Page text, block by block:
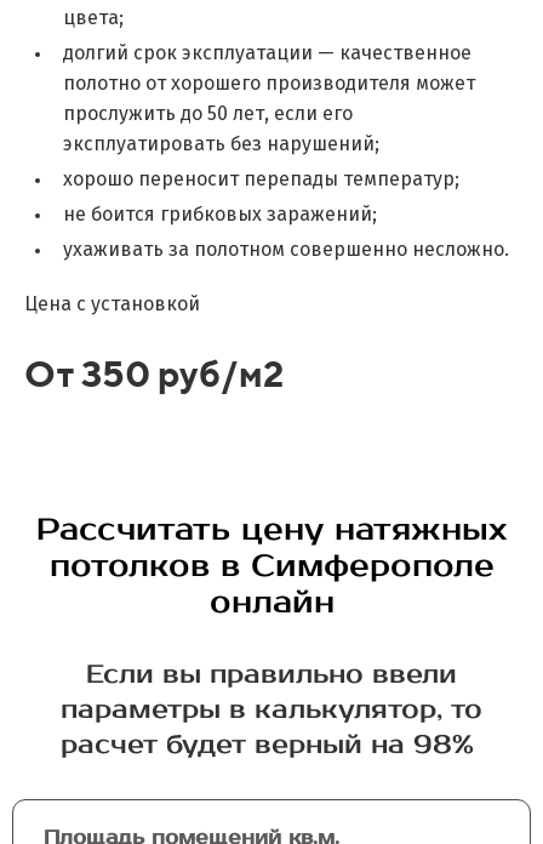
цвета;
долгий срок эксплуатации — качественное
полотно от хорошего производителя может
прослужить до 50 лет, если его
эксплуатировать без нарушений;
хорошо переносит перепады температур;
не боится грибковых заражений;
ухаживать за полотном совершенно несложно.
Цена с установкой
От 350 руб/м2
Рассчитать цену натяжных
потолков в Симферополе
онлайн
Если вы правильно ввели
параметры в калькулятор, то
расчет будет верный на 98%
Площадь помещений кв.м.